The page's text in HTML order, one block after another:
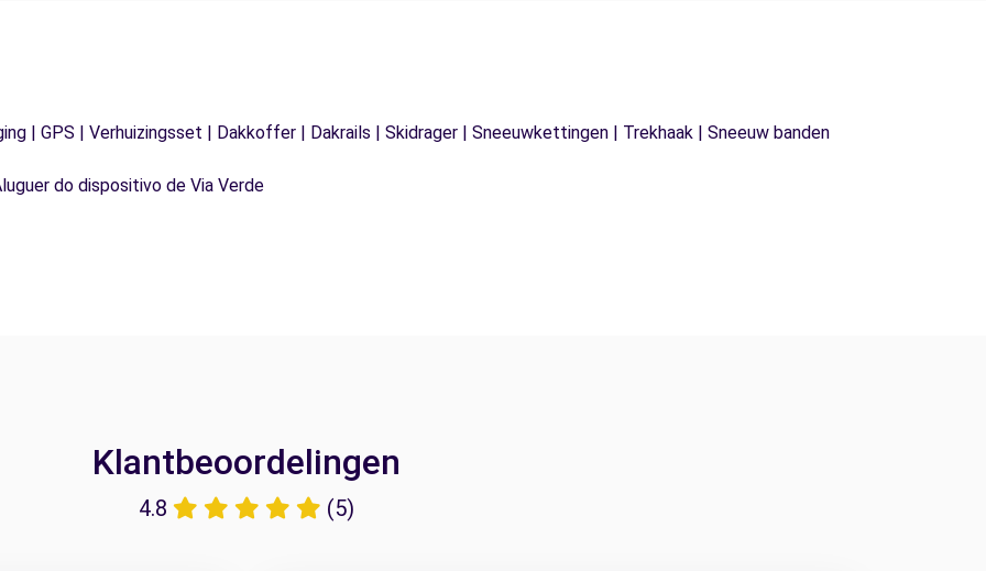
| GPS | Verhuizingsset | Dakkoffer | Dakrails | Skidrager | Sneeuwkettingen | Trekhaak | Sneeuw banden
do dispositivo de Via Verde
Klantbeoordelingen
4.8 (5)